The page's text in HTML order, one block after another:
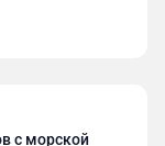
с морской